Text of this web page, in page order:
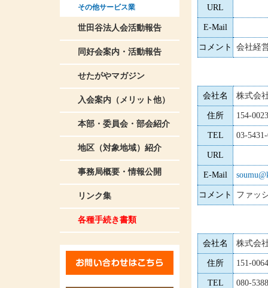
その他サービス業
世田谷法人会活動報告
同好会案内・活動報告
せたがやマガジン
入会案内（メリット他）
本部・委員会・部会紹介
地区（対象地域）紹介
事務局概要・情報公開
リンク集
各種手続き書類
URL
E-Mail
コメント 会社経
会社名 株式会
住所 154-
TEL 03-
URL
E-Mail
コメント ファッ
会社名 株式会
住所 151-
TEL 080-